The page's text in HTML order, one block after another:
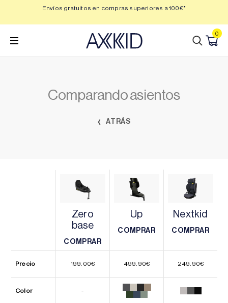
contenido
Envíos gratuitos en compras superiores a 100€*
0
Comparando asientos
ATRÁS
Zero
base
COMPRAR
COMPRAR
Up
COMPRAR
Nextkid
COMPRAR
Precio 199.00€ 499.90€ 249.90€
Color -